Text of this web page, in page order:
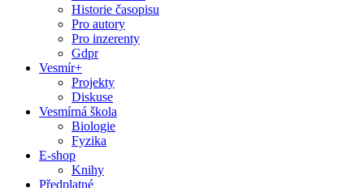
Historie časopisu
Pro autory
Pro inzerenty
Gdpr
Vesmír+
Projekty
Diskuse
Vesmírná škola
Biologie
Fyzika
E-shop
Knihy
Předplatné